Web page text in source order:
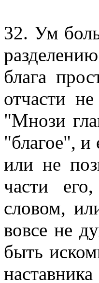
32. Ум
блага
отчасти
"Мнози
"благое", и
или не
части
словом,
вовсе не
быть